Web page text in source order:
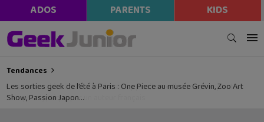
ADOS PARENTS KIDS
Tendances
Les sorties geek de l’été à Paris : One Piece au musée Grévin, Zoo Art
Show, Passion Japon…